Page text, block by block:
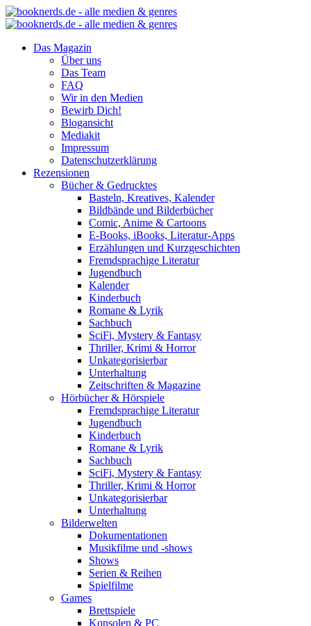
Das Magazin
Über uns
Das Team
FAQ
Wir in den Medien
Bewirb Dich!
Blogansicht
Mediakit
Impressum
Datenschutzerklärung
Rezensionen
Bücher & Gedrucktes
Basteln, Kreatives, Kalender
Bildbände und Bilderbücher
Comic, Anime & Cartoons
E-Books, iBooks, Literatur-Apps
Erzählungen und Kurzgeschichten
Fremdsprachige Literatur
Jugendbuch
Kalender
Kinderbuch
Romane & Lyrik
Sachbuch
SciFi, Mystery & Fantasy
Thriller, Krimi & Horror
Unkategorisierbar
Unterhaltung
Zeitschriften & Magazine
Hörbücher & Hörspiele
Fremdsprachige Literatur
Jugendbuch
Kinderbuch
Romane & Lyrik
Sachbuch
SciFi, Mystery & Fantasy
Thriller, Krimi & Horror
Unkategorisierbar
Unterhaltung
Bilderwelten
Dokumentationen
Musikfilme und -shows
Shows
Serien & Reihen
Spielfilme
Games
Brettspiele
Konsolen & PC